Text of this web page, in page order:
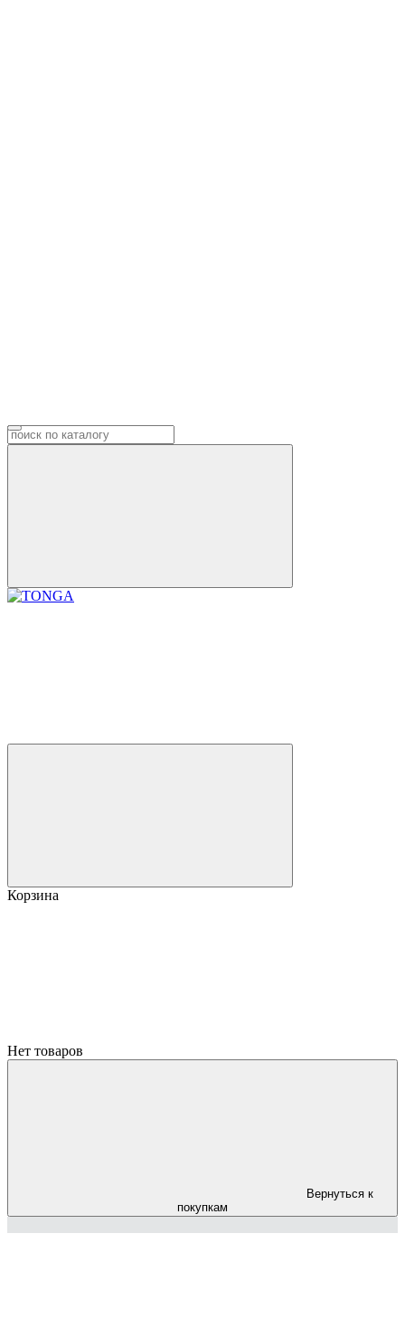
Корзина
Нет товаров
Вернуться к
покупкам